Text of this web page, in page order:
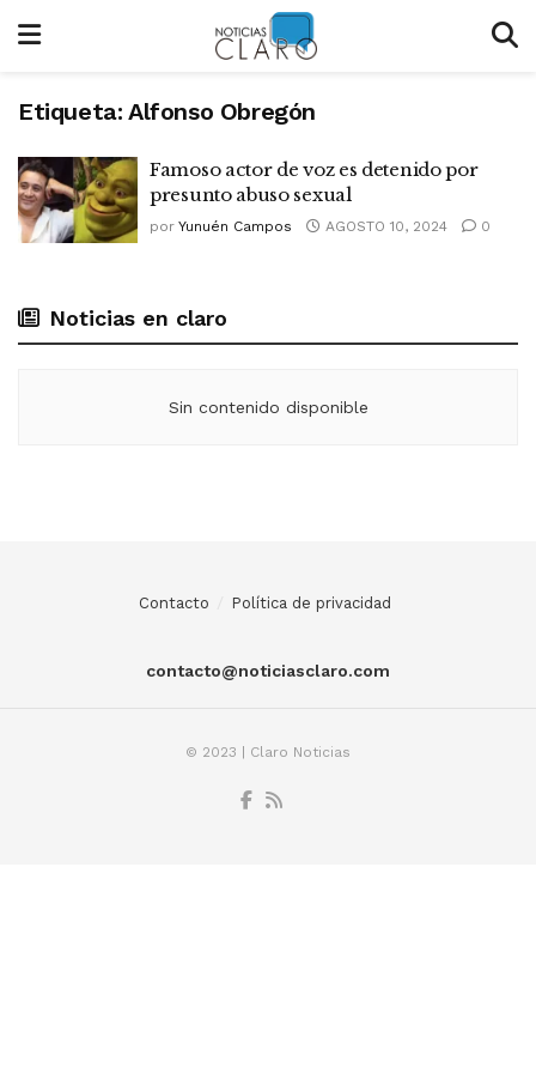
Etiqueta: Alfonso Obregón
Famoso actor de voz es detenido por
presunto abuso sexual
por Yunuén Campos AGOSTO 10, 2024 0
Noticias en claro
Sin contenido disponible
Contacto Política de privacidad
contacto@noticiasclaro.com
© 2023 | Claro Noticias